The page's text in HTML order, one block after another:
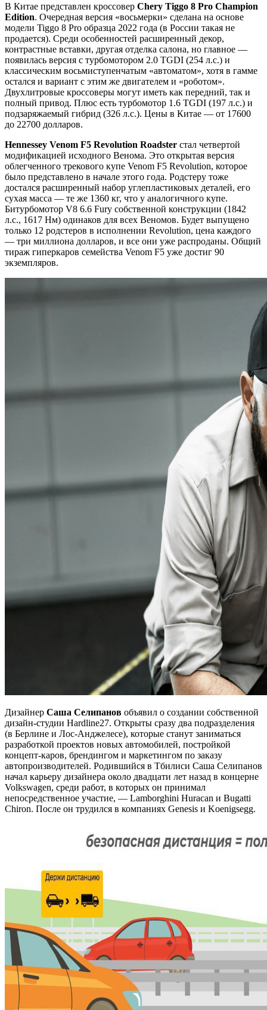
В Китае представлен кроссовер Chery Tiggo 8 Pro Champion
Edition. Очередная версия «восьмерки» сделана на основе
модели Tiggo 8 Pro образца 2022 года (в России такая не
продается). Среди особенностей расширенный декор,
контрастные вставки, другая отделка салона, но главное —
появилась версия с турбомотором 2.0 TGDI (254 л.с.) и
классическим восьмиступенчатым «автоматом», хотя в гамме
остался и вариант с этим же двигателем и «роботом».
Двухлитровые кроссоверы могут иметь как передний, так и
полный привод. Плюс есть турбомотор 1.6 TGDI (197 л.с.) и
подзаряжаемый гибрид (326 л.с.). Цены в Китае — от 17600
до 22700 долларов.
Hennessey Venom F5 Revolution Roadster стал четвертой
модификацией исходного Венома. Это открытая версия
облегченного трекового купе Venom F5 Revolution, которое
было представлено в начале этого года. Родстеру тоже
достался расширенный набор углепластиковых деталей, его
сухая масса — те же 1360 кг, что у аналогичного купе.
Битурбомотор V8 6.6 Fury собственной конструкции (1842
л.с., 1617 Нм) одинаков для всех Веномов. Будет выпущено
только 12 родстеров в исполнении Revolution, цена каждого
— три миллиона долларов, и все они уже распроданы. Общий
тираж гиперкаров семейства Venom F5 уже достиг 90
экземпляров.
Дизайнер Саша Селипанов объявил о создании собственной
дизайн-студии Hardline27. Открыты сразу два подразделения
(в Берлине и Лос-Анджелесе), которые станут заниматься
разработкой проектов новых автомобилей, постройкой
концепт-каров, брендингом и маркетингом по заказу
автопроизводителей. Родившийся в Тбилиси Саша Селипанов
начал карьеру дизайнера около двадцати лет назад в концерне
Volkswagen, среди работ, в которых он принимал
непосредственное участие, — Lamborghini Huracan и Bugatti
Chiron. После он трудился в компаниях Genesis и Koenigsegg.